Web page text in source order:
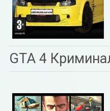
GTA 4